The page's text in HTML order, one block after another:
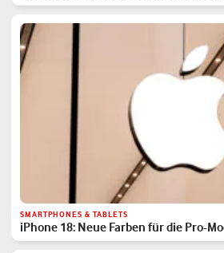
SMARTPHONES & TABLETS
iPhone 18: Neue Farben für die Pro-